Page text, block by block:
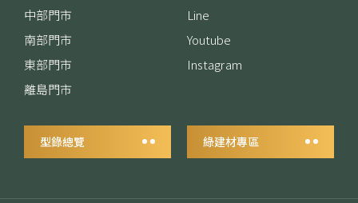
中部門市
南部門市
東部門市
離島門市
Line
Youtube
Instagram
型錄總覽 綠建材專區